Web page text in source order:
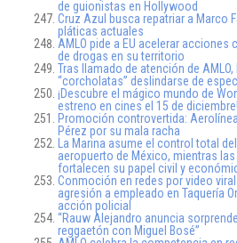
de guionistas en Hollywood
Cruz Azul busca repatriar a Marco
pláticas actuales
AMLO pide a EU acelerar acciones
de drogas en su territorio
Tras llamado de atención de AMLO,
“corcholatas” deslindarse de
¡Descubre el mágico mundo de
estreno en cines el 15 de diciembre!
Promoción controvertida:
Pérez por su mala racha
La Marina asume el control total
aeropuerto de México, mientras
fortalecen su papel civil y
Conmoción en redes por video viral
agresión a empleado en Taquería
acción policial
“Rauw Alejandro anuncia
reggaetón con Miguel Bosé”